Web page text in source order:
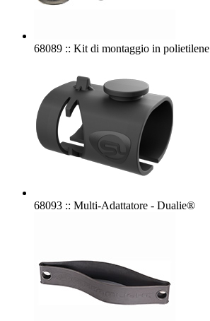
68089 :: Kit di montaggio in polietilene
68093 :: Multi-Adattatore - Dualie®